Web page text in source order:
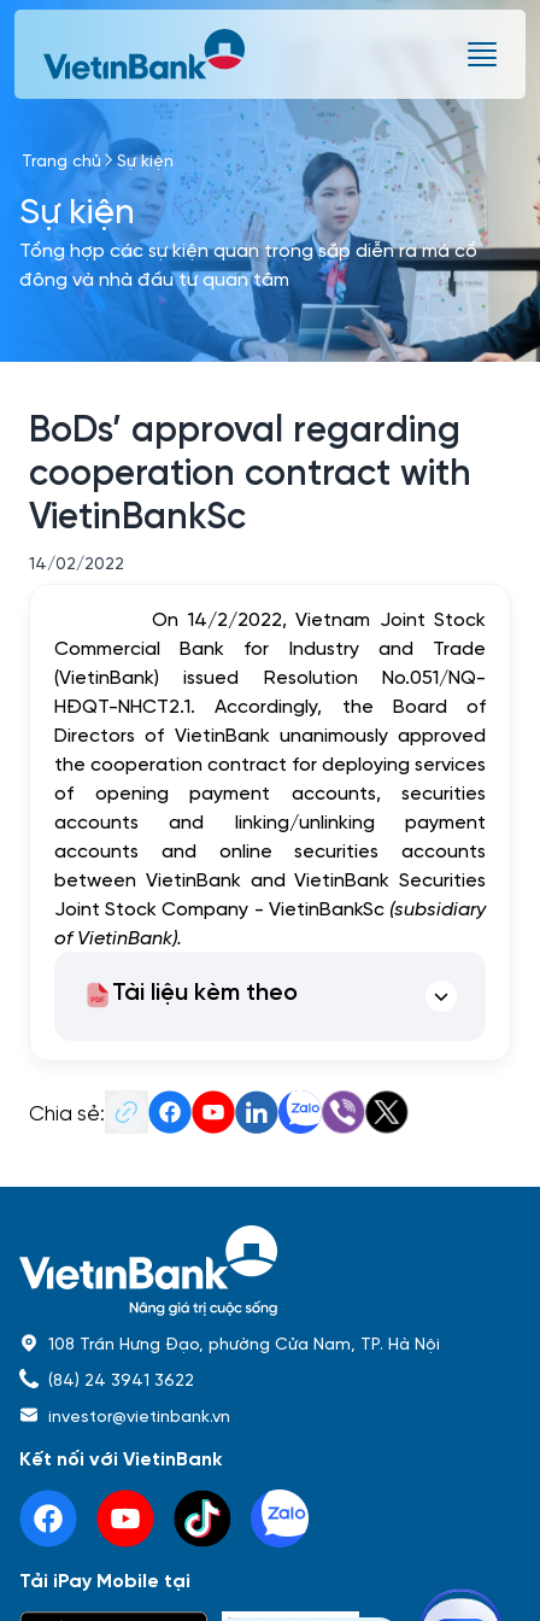
Skip to Main Content
Trang chủ Sự kiện
Sự kiện
Tổng hợp các sự kiện quan trọng sắp diễn ra mà cổ
đông và nhà đầu tư quan tâm
BoDs’ approval regarding
cooperation contract with
VietinBankSc
14/02/2022
On 14/2/2022, Vietnam Joint Stock
Commercial Bank for Industry and Trade
(VietinBank) issued Resolution No.051/NQ-
HĐQT-NHCT2.1. Accordingly, the Board of
Directors of VietinBank unanimously approved
the cooperation contract for deploying services
of opening payment accounts, securities
accounts and linking/unlinking payment
accounts and online securities accounts
between VietinBank and VietinBank Securities
Joint Stock Company - VietinBankSc (subsidiary
of VietinBank).
Tài liệu kèm theo
Chia sẻ:
108 Trần Hưng Đạo, phường Cửa Nam, TP. Hà Nội
(84) 24 3941 3622
investor@vietinbank.vn
Kết nối với VietinBank
Tải iPay Mobile tại